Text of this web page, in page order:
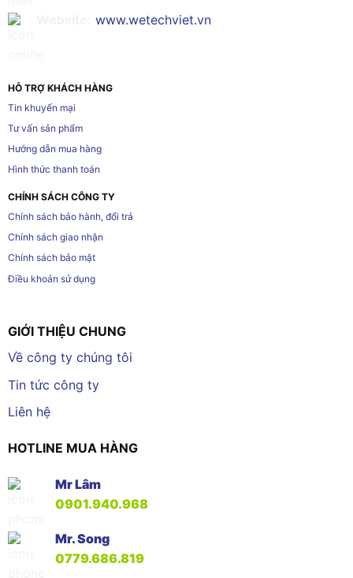
www.wetechviet.vn
HỖ TRỢ KHÁCH HÀNG
Tin khuyến mại
Tư vấn sản phẩm
Hướng dẫn mua hàng
Hình thức thanh toán
CHÍNH SÁCH CÔNG TY
Chính sách bảo hành, đổi trả
Chính sách giao nhận
Chính sách bảo mật
Điều khoản sử dụng
GIỚI THIỆU CHUNG
Về công ty chúng tôi
Tin tức công ty
Liên hệ
HOTLINE MUA HÀNG
Mr Lâm
0901.940.968
Mr. Song
0779.686.819